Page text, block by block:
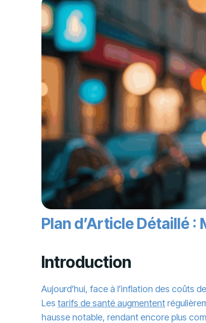
Plan d’Article Détaillé :
Introduction
Aujourd’hui, face à l’inflation des coûts
Les tarifs de santé augmentent
hausse notable, rendant encore plus